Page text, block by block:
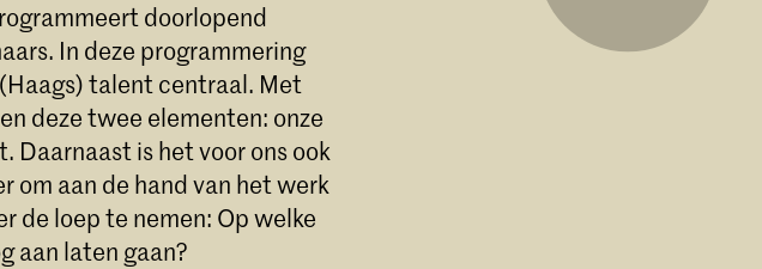
doorlopend
In deze programmering
talent centraal. Met
deze twee elementen: onze
Daarnaast is het voor ons ook
om aan de hand van het werk
de loep te nemen: Op welke
aan laten gaan?